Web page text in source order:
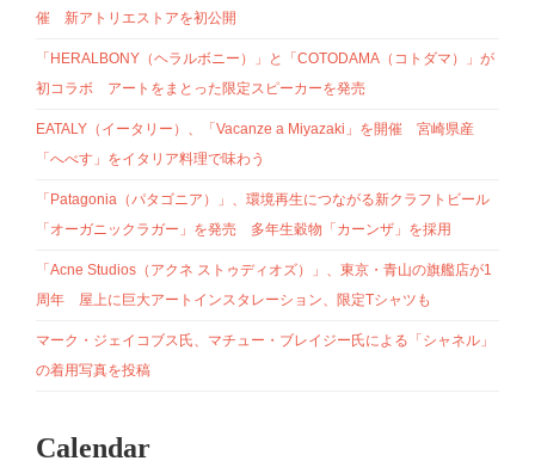
催 新アトリエストアを初公開
「HERALBONY（ヘラルボニー）」と「COTODAMA（コトダマ）」が
初コラボ アートをまとった限定スピーカーを発売
EATALY（イータリー）、「Vacanze a Miyazaki」を開催 宮崎県産
「へべす」をイタリア料理で味わう
「Patagonia（パタゴニア）」、環境再生につながる新クラフトビール
「オーガニックラガー」を発売 多年生穀物「カーンザ」を採用
「Acne Studios（アクネ ストゥディオズ）」、東京・青山の旗艦店が1
周年 屋上に巨大アートインスタレーション、限定Tシャツも
マーク・ジェイコブス氏、マチュー・ブレイジー氏による「シャネル」
の着用写真を投稿
Calendar